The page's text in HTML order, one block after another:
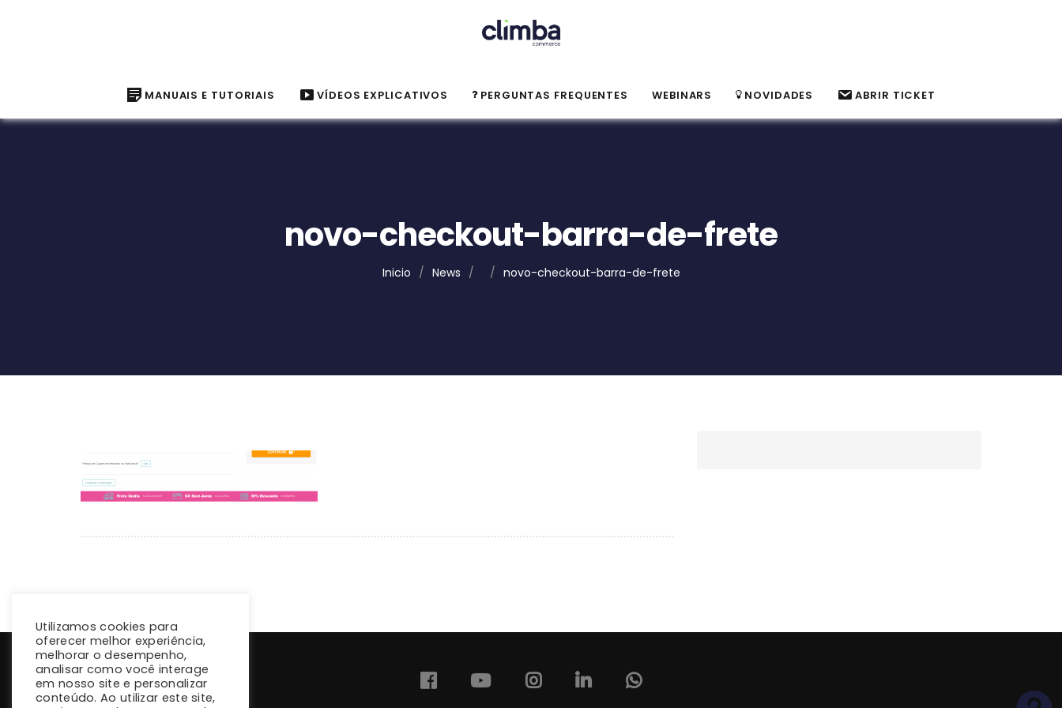
MANUAIS E TUTORIAIS VÍDEOS EXPLICATIVOS PERGUNTAS FREQUENTES WEBINARS NOVIDADES ABRIR TICKET
novo-checkout-barra-de-frete
Inicio / News / / novo-checkout-barra-de-frete
Utilizamos cookies para
oferecer melhor experiência,
melhorar o desempenho,
analisar como você interage
em nosso site e personalizar
conteúdo. Ao utilizar este site,